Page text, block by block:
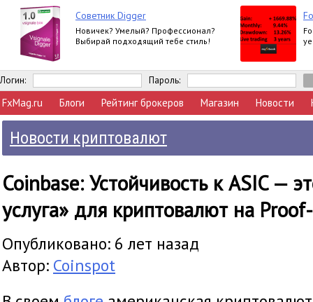
Советник Digger
Новичек? Умелый? Профессионал?
Выбирай подходящий тебе стиль!
Логин: Пароль:
FxMag.ru Блоги Рейтинг брокеров Магазин Новости
Новости криптовалют
Coinbase: Устойчивость к ASIC —
услуга» для криптовалют на
Опубликовано: 6 лет назад
Автор: Coinspot